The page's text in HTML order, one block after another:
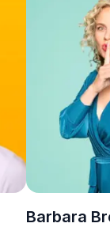
Barbara